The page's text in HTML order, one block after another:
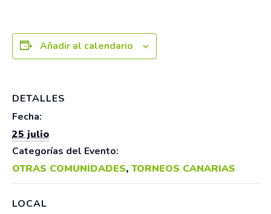
Añadir al calendario
DETALLES
Fecha:
25 julio
Categorías del Evento:
OTRAS COMUNIDADES, TORNEOS CANARIAS
LOCAL